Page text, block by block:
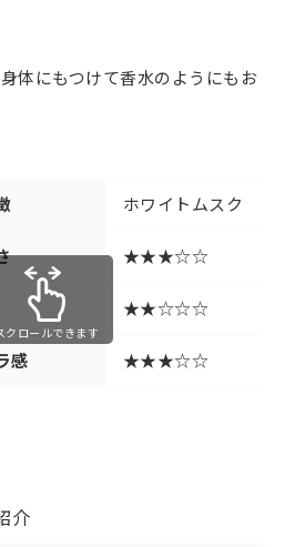
体にもつけて香水のようにもお
ホワイトムスク
★★★☆☆
★★☆☆☆
感 ★★★☆☆
クロールできます
介